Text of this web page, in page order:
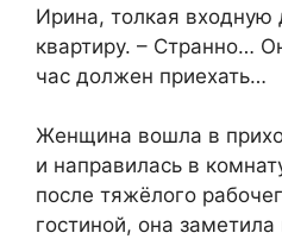
Ирина, толкая входную
квартиру. – Странно…
час должен приехать…
Женщина вошла в
и направилась в
после тяжёлого
гостиной, она